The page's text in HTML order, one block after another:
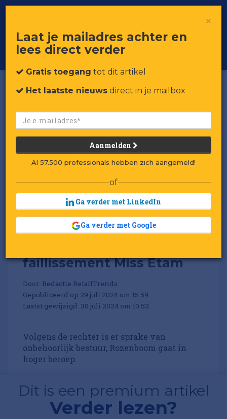
Voor professionals in retail & brands
Toggle
Martijn Rozenboom
faillissement Miss Etam
Door: Redactie RetailTrends
Gepubliceerd op 29 juli 2024 om 15:59
Laatst gewijzigd: 30 juli 2024 om 10:53
Volgens de rechter is er sprake van
onbehoorlijk bestuur, Rozenboom gaat in
hoger beroep.
Dit is een premium artikel
Verder lezen?
×
Laat je mailadres achter en
lees direct verder
Gratis toegang tot dit artikel
Het laatste nieuws direct in je mailbox
Aanmelden
Al 57.500 professionals hebben zich aangemeld!
of
Ga verder met LinkedIn
Ga verder met Google